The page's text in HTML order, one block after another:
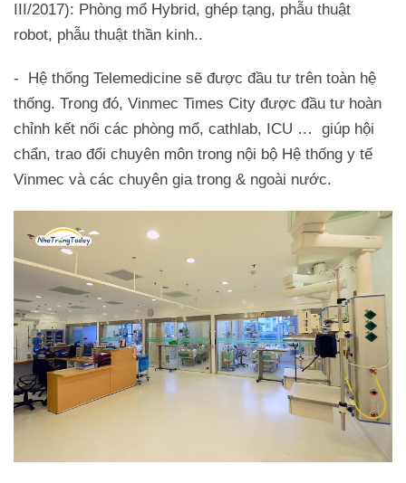
III/2017): Phòng mổ Hybrid, ghép tạng, phẫu thuật
robot, phẫu thuật thần kinh..
- Hệ thống Telemedicine sẽ được đầu tư trên toàn hệ
thống. Trong đó, Vinmec Times City được đầu tư hoàn
chỉnh kết nối các phòng mổ, cathlab, ICU … giúp hội
chẩn, trao đổi chuyên môn trong nội bộ Hệ thống y tế
Vinmec và các chuyên gia trong & ngoài nước.